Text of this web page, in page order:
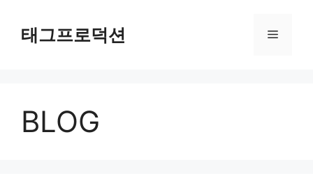
content태그프로덕션 Menu
BLOG